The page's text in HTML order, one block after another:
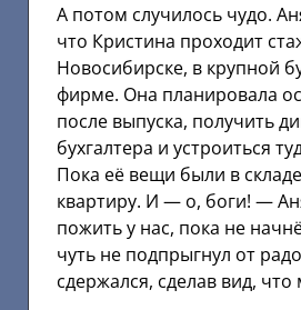
А потом случилось чудо.
что Кристина проходит
Новосибирске, в крупной
фирме. Она планировала
после выпуска, получить
бухгалтера и устроиться
Пока её вещи были в
квартиру. И — о, боги! —
пожить у нас, пока не
чуть не подпрыгнул от
сдержался, сделав вид,